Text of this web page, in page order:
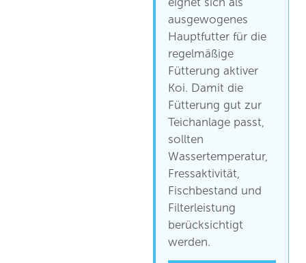
ausgewogenes
Hauptfutter für die
regelmäßige
Fütterung aktiver
Koi. Damit die
Fütterung gut zur
Teichanlage passt,
sollten
Wassertemperatur,
Fressaktivität,
Fischbestand und
Filterleistung
berücksichtigt
werden.